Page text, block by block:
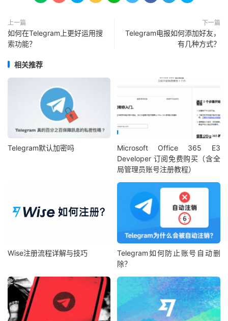
上一篇
如何在Telegram上更好运用搜
索功能？
下一篇
Telegram电报如何添加好友，
有几种方式？
相关推荐
Telegram默认加密吗
Microsoft Office 365 E3
Developer 订阅免费购买（含全
局管理员账号注册教程）
Wise注册流程详解与技巧
Telegram如何防止账号自动删
除？